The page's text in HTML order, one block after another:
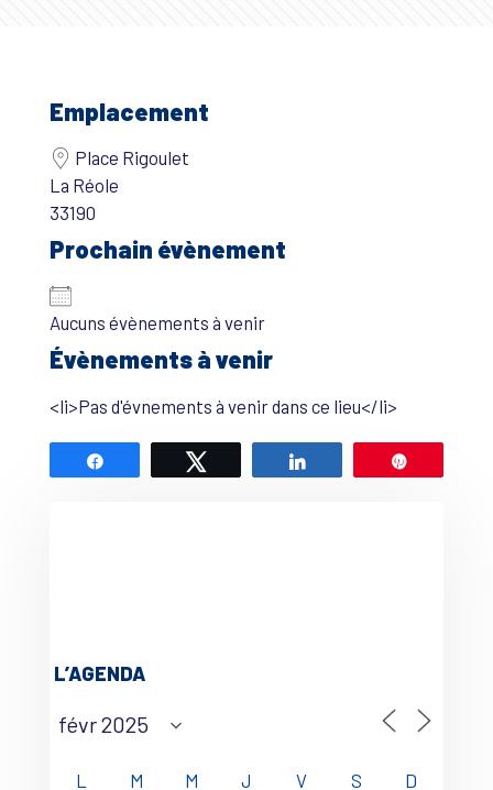
Emplacement
Place Rigoulet
La Réole
33190
Prochain évènement
Aucuns évènements à venir
Évènements à venir
<li>Pas d'évnements à venir dans ce lieu</li>
L’AGENDA
L M M J V S D